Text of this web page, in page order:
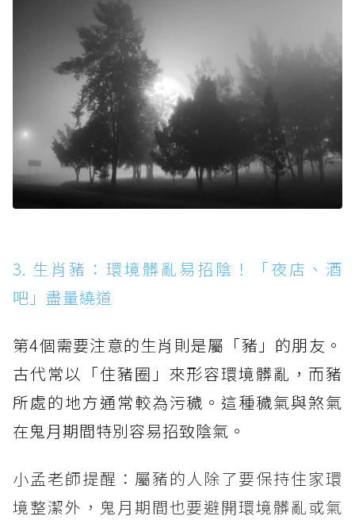
3. 生肖豬：環境髒亂易招陰！「夜店、酒
吧」盡量繞道
第4個需要注意的生肖則是屬「豬」的朋友。
古代常以「住豬圈」來形容環境髒亂，而豬
所處的地方通常較為污穢。這種穢氣與煞氣
在鬼月期間特別容易招致陰氣。
小孟老師提醒：屬豬的人除了要保持住家環
境整潔外，鬼月期間也要避開環境髒亂或氣